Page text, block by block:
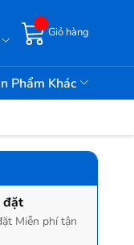
Giỏ hàng
Phẩm Khác
đặt
Miễn phí tận